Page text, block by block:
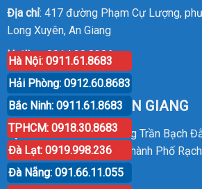
Địa chỉ: 417 đường Phạm Cự Lượng,
Long Xuyên, An Giang
Hotline:0914.20.8386
TẠI RẠCH GIÁ - KIÊN GIANG
Địa chỉ: P30 Căn 07 Đường Trần Bạch
Cường, Phường An Hòa, Thành Phố
Hotline:0914.20.8386
Hà Nội: 0911.61.8683
Hải Phòng: 0912.60.8683
Bắc Ninh: 0911.61.8683
TPHCM: 0918.30.8683
Đà Lạt: 0919.998.236
Đà Nẵng: 091.66.11.055